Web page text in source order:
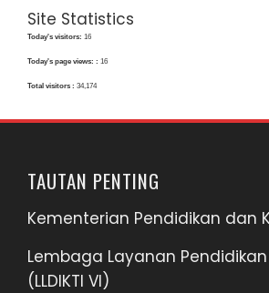
Site Statistics
Today's visitors: 16
Today's page views: : 16
Total visitors : 34,174
TAUTAN PENTING
Kementerian Pendidikan dan
Lembaga Layanan
(LLDIKTI VI)